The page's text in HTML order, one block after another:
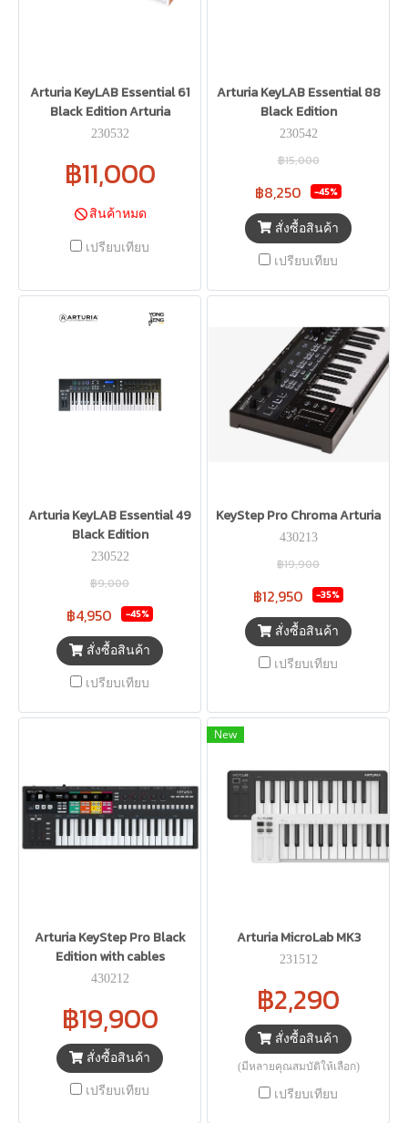
Arturia KeyLAB Essential 61
Black Edition Arturia
230532
฿11,000
สินค้าหมด
เปรียบเทียบ
Arturia KeyLAB Essential 88
Black Edition
230542
฿15,000
฿8,250 -45%
สั่งซื้อสินค้า
เปรียบเทียบ
Arturia KeyLAB Essential 49
Black Edition
230522
฿9,000
฿4,950 -45%
สั่งซื้อสินค้า
เปรียบเทียบ
KeyStep Pro Chroma Arturia
430213
฿19,900
฿12,950 -35%
สั่งซื้อสินค้า
เปรียบเทียบ
Arturia KeyStep Pro Black
Edition with cables
430212
฿19,900
สั่งซื้อสินค้า
เปรียบเทียบ
New
Arturia MicroLab MK3
231512
฿2,290
สั่งซื้อสินค้า
(มีหลายคุณสมบัติให้เลือก)
เปรียบเทียบ